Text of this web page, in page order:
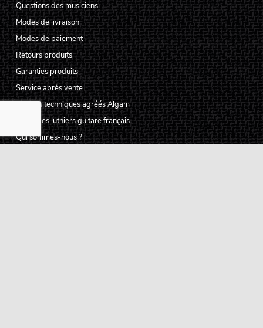
Questions des musiciens
Modes de livraison
Modes de paiement
Retours produits
Garanties produits
Service après vente
Centres techniques agréés Algam
Carte des luthiers guitare français
Qui sommes-nous ?